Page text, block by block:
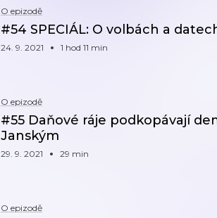
O epizodě
#54 SPECIÁL: O volbách a
24. 9. 2021 1 hod 11 min
O epizodě
#55 Daňové ráje podkopávají
Janským
29. 9. 2021 29 min
O epizodě